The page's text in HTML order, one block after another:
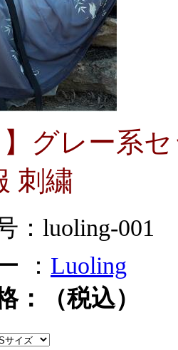
】グレー系
刺繍
：luoling-001
： Luoling
：
（税込）